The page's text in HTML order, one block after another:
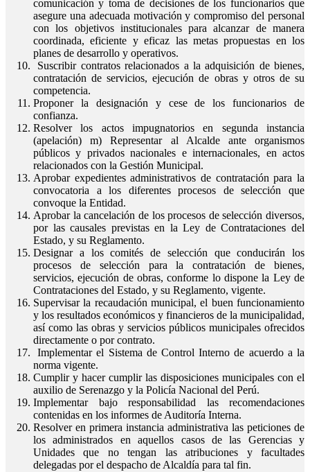
comunicación y toma de decisiones de los funcionarios que
asegure una adecuada motivación y compromiso del personal
con los objetivos institucionales para alcanzar de manera
coordinada, eficiente y eficaz las metas propuestas en los
planes de desarrollo y operativos.
Suscribir contratos relacionados a la adquisición de bienes,
contratación de servicios, ejecución de obras y otros de su
competencia.
Proponer la designación y cese de los funcionarios de
confianza.
Resolver los actos impugnatorios en segunda instancia
(apelación) m) Representar al Alcalde ante organismos
públicos y privados nacionales e internacionales, en actos
relacionados con la Gestión Municipal.
Aprobar expedientes administrativos de contratación para la
convocatoria a los diferentes procesos de selección que
convoque la Entidad.
Aprobar la cancelación de los procesos de selección diversos,
por las causales previstas en la Ley de Contrataciones del
Estado, y su Reglamento.
Designar a los comités de selección que conducirán los
procesos de selección para la contratación de bienes,
servicios, ejecución de obras, conforme lo dispone la Ley de
Contrataciones del Estado, y su Reglamento, vigente.
Supervisar la recaudación municipal, el buen funcionamiento
y los resultados económicos y financieros de la municipalidad,
así como las obras y servicios públicos municipales ofrecidos
directamente o por contrato.
Implementar el Sistema de Control Interno de acuerdo a la
norma vigente.
Cumplir y hacer cumplir las disposiciones municipales con el
auxilio de Serenazgo y la Policía Nacional del Perú.
Implementar bajo responsabilidad las recomendaciones
contenidas en los informes de Auditoría Interna.
Resolver en primera instancia administrativa las peticiones de
los administrados en aquellos casos de las Gerencias y
Unidades que no tengan las atribuciones y facultades
delegadas por el despacho de Alcaldía para tal fin.